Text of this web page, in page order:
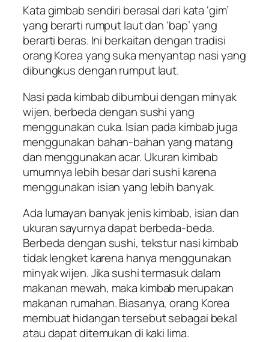
Kata gimbab sendiri berasal dari kata ‘gim’
yang berarti rumput laut dan ‘bap’ yang
berarti beras. Ini berkaitan dengan tradisi
orang Korea yang suka menyantap nasi yang
dibungkus dengan rumput laut.
Nasi pada kimbab dibumbui dengan minyak
wijen, berbeda dengan sushi yang
menggunakan cuka. Isian pada kimbab juga
menggunakan bahan-bahan yang matang
dan menggunakan acar. Ukuran kimbab
umumnya lebih besar dari sushi karena
menggunakan isian yang lebih banyak.
Ada lumayan banyak jenis kimbab, isian dan
ukuran sayurnya dapat berbeda-beda.
Berbeda dengan sushi, tekstur nasi kimbab
tidak lengket karena hanya menggunakan
minyak wijen. Jika sushi termasuk dalam
makanan mewah, maka kimbab merupakan
makanan rumahan. Biasanya, orang Korea
membuat hidangan tersebut sebagai bekal
atau dapat ditemukan di kaki lima.